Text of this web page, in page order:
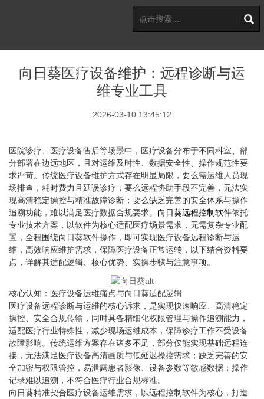
向日葵医疗设备维护：远程诊断与运
维专业工具
2026-03-10 13:45:12
医院诊疗、医疗设备售后等场景中，医疗设备分布于不同科室、部
分部署在边远地区，且对运维及时性、数据安全性、操作规范性要
求严苛。传统医疗设备维护方式存在明显局限，要么需运维人员现
场排查，耗时费力且延误诊疗；要么远程协助手段不完善，无法实
现高清稳定操控与精准故障诊断；要么缺乏完善的安全体系与操作
追溯功能，难以满足医疗数据合规要求。 向日葵远程控制软件依托
专业技术方案，以软件为核心适配医疗场景需求，无需复杂专业配
置，全程围绕向日葵软件操作，即可实现医疗设备远程诊断与运
维，高效响应维护需求，保障医疗设备正常运转，以下结合资料要
点，详解其适配逻辑、核心优势、实操步骤与注意事项。
核心认知：医疗设备运维痛点与向日葵适配逻辑
医疗设备远程诊断与运维的核心诉求，是实现快速响应、高清稳定
操控、安全合规传输，同时具备精细化权限管理与操作追溯能力，
适配医疗行业特殊性，减少现场运维成本，保障诊疗工作不受设备
故障影响。传统运维方案存在诸多不足，部分仅能实现基础远程连
接，无法满足医疗设备高清画质与低延迟操控需求；缺乏完善的安
全加密与权限管控，易泄露患者影像、设备参数等敏感数据；操作
记录难以追溯，不符合医疗行业合规标准。
向日葵精准契合医疗设备运维需求，以远程控制软件为核心，打造